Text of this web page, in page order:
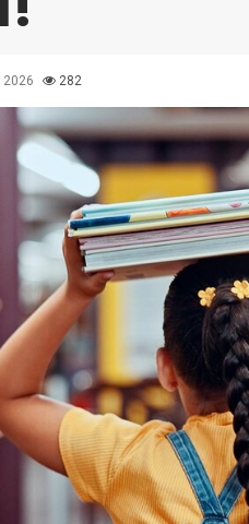
2026 282